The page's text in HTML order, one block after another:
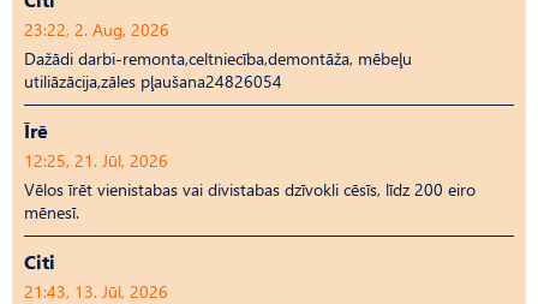
23:22, 2. Aug, 2026
Dažādi darbi-remonta,celtniecība,demontāža, mēbeļu
utiliāzācija,zāles pļaušana24826054
Īrē
12:25, 21. Jūl, 2026
Vēlos īrēt vienistabas vai divistabas dzīvokli cēsīs, līdz 200 eiro
mēnesī.
Citi
21:43, 13. Jūl, 2026